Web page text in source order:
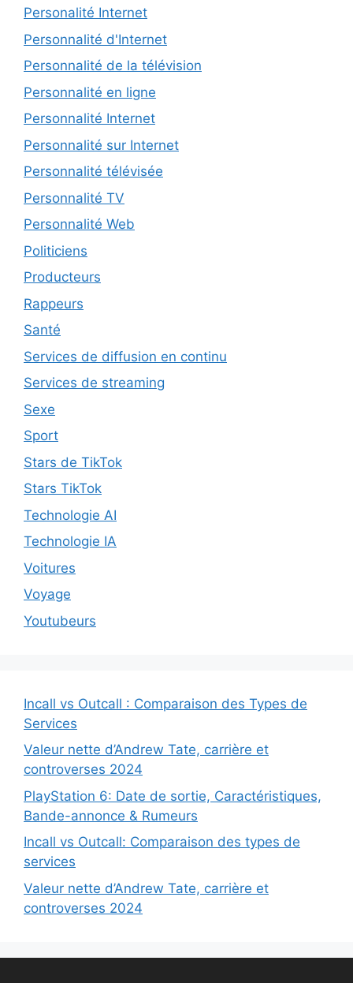
Personalité Internet
Personnalité d'Internet
Personnalité de la télévision
Personnalité en ligne
Personnalité Internet
Personnalité sur Internet
Personnalité télévisée
Personnalité TV
Personnalité Web
Politiciens
Producteurs
Rappeurs
Santé
Services de diffusion en continu
Services de streaming
Sexe
Sport
Stars de TikTok
Stars TikTok
Technologie AI
Technologie IA
Voitures
Voyage
Youtubeurs
Incall vs Outcall : Comparaison des Types de
Services
Valeur nette d’Andrew Tate, carrière et
controverses 2024
PlayStation 6: Date de sortie, Caractéristiques,
Bande-annonce & Rumeurs
Incall vs Outcall: Comparaison des types de
services
Valeur nette d’Andrew Tate, carrière et
controverses 2024